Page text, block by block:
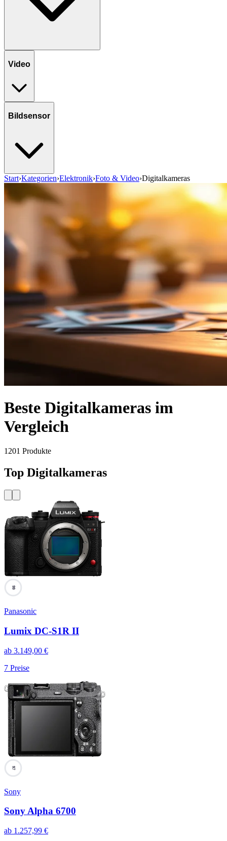
Video
Bildsensor
Start›Kategorien›Elektronik›Foto & Video›Digitalkameras
Beste Digitalkameras im
Vergleich
1201 Produkte
Top Digitalkameras
99
Panasonic
Lumix DC-S1R II
ab 3.149,00 €
7 Preise
97
Sony
Sony Alpha 6700
ab 1.257,99 €